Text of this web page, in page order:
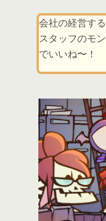
会社の経営す
スタッフのモ
でいいね〜！